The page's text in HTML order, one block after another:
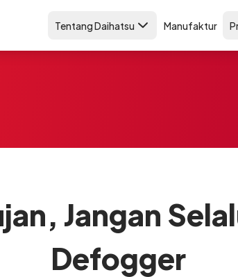
Tentang Daihatsu Manufaktur
Jangan
Defogger